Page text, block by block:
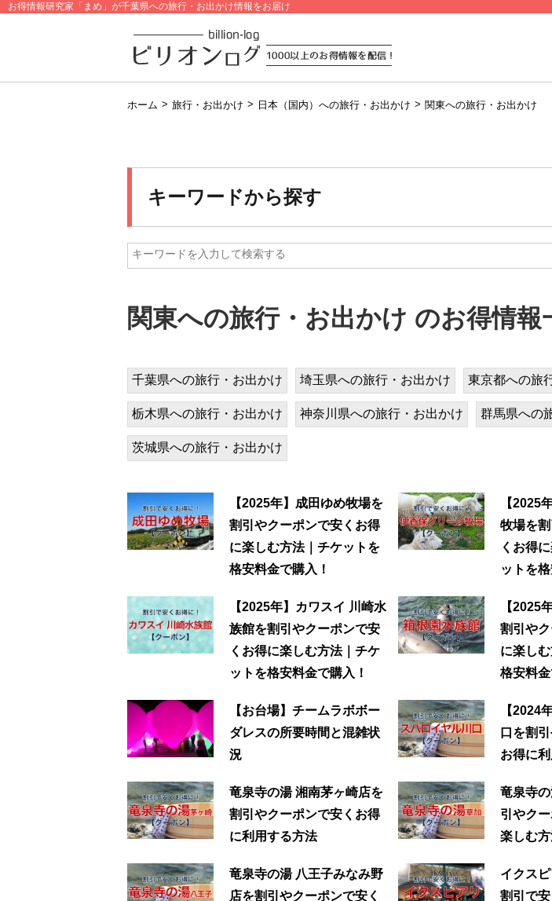
お得情報研究家「まめ」が千葉県への旅行・お出かけ情報をお届け
ホーム > 旅行・お出かけ > 日本（国内）への旅行・お出かけ > 関東への旅行・お出かけ
キーワードから探す
関東への旅行・お出かけ のお得情報
千葉県への旅行・お出かけ 埼玉県への旅行・お出かけ 東京都への旅
栃木県への旅行・お出かけ 神奈川県への旅行・お出かけ 群馬県への
茨城県への旅行・お出かけ
【2025年】成田ゆめ牧場を
割引やクーポンで安くお得
に楽しむ方法｜チケットを
格安料金で購入！
【2025
牧場を
くお得
ットを
【2025年】カワスイ 川崎水
族館を割引やクーポンで安
くお得に楽しむ方法｜チケ
ットを格安料金で購入！
【2025
割引や
に楽し
格安料金
【お台場】チームラボボー
ダレスの所要時間と混雑状
況
【2024
口‎を割
お得に
竜泉寺の湯 湘南茅ヶ崎店を
割引やクーポンで安くお得
に利用する方法
竜泉寺
引やク
楽しむ
竜泉寺の湯 八王子みなみ野
店を割引やクーポンで安く
イクス
割引で